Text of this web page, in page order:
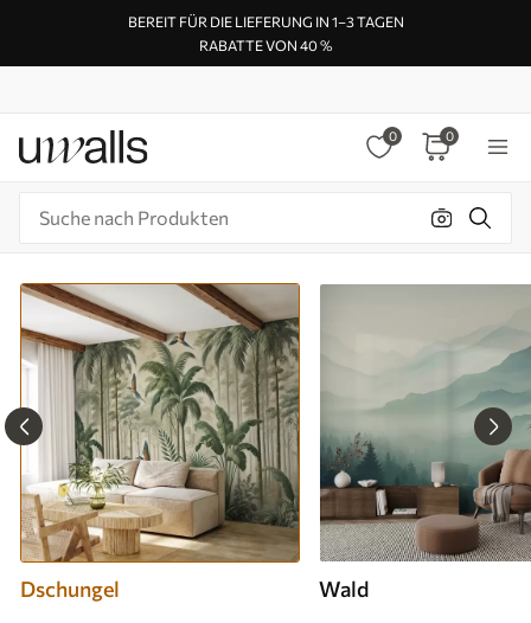
BEREIT FÜR DIE LIEFERUNG IN 1–3 TAGEN
RABATTE VON 40 %
0 0
Dschungel Wald